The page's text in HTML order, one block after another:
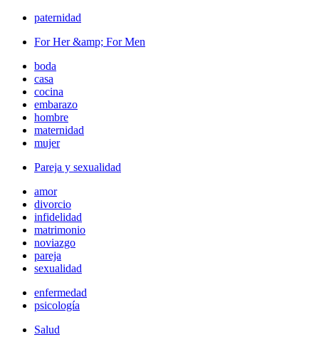
paternidad
For Her &amp; For Men
boda
casa
cocina
embarazo
hombre
maternidad
mujer
Pareja y sexualidad
amor
divorcio
infidelidad
matrimonio
noviazgo
pareja
sexualidad
enfermedad
psicología
Salud